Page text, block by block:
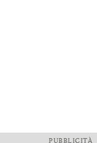
PUBBLICITÀ